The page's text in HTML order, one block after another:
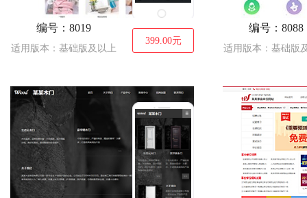
编号：8019
适用版本：基础版及以上
399.00元
编号：8088
适用版本：基础版